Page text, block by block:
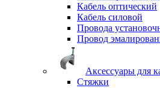
Кабель оптический
Кабель силовой
Провода
Провод
Аксессуары для
Стяжки